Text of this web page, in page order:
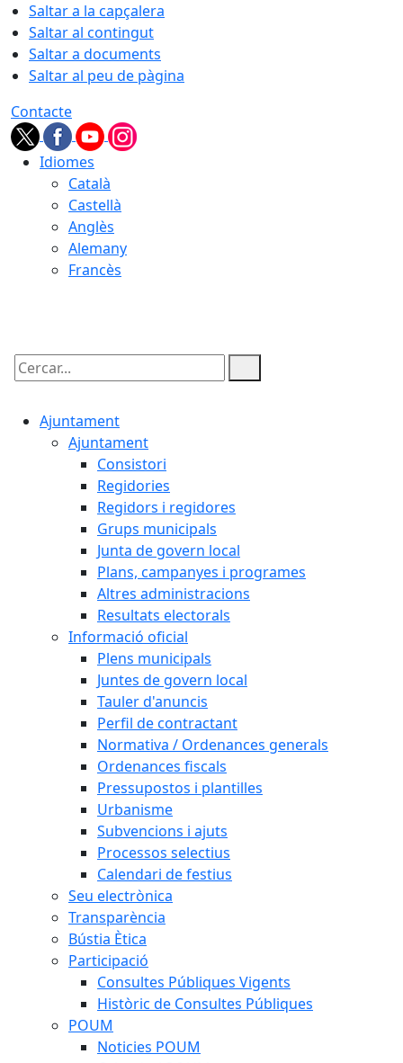
Saltar a la capçalera
Saltar al contingut
Saltar a documents
Saltar al peu de pàgina
Contacte
Idiomes
Català
Castellà
Anglès
Alemany
Francès
Cercar:
Ajuntament
Ajuntament
Consistori
Regidories
Regidors i regidores
Grups municipals
Junta de govern local
Plans, campanyes i programes
Altres administracions
Resultats electorals
Informació oficial
Plens municipals
Juntes de govern local
Tauler d'anuncis
Perfil de contractant
Normativa / Ordenances generals
Ordenances fiscals
Pressupostos i plantilles
Urbanisme
Subvencions i ajuts
Processos selectius
Calendari de festius
Seu electrònica
Transparència
Bústia Ètica
Participació
Consultes Públiques Vigents
Històric de Consultes Públiques
POUM
Noticies POUM